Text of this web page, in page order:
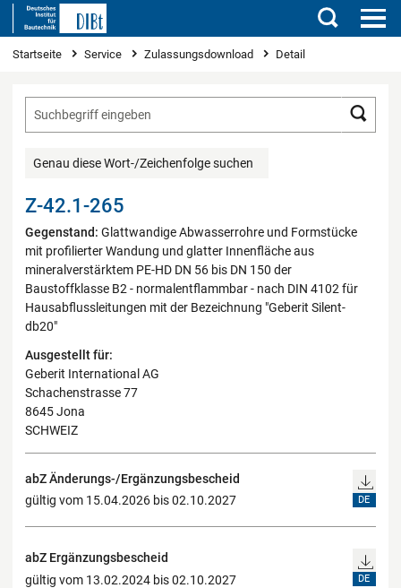
Suchen
Sie sind hier
Startseite Service Zulassungsdownload Detail
Genau diese Wort-/Zeichenfolge suchen
Z-42.1-265
Gegenstand: Glattwandige Abwasserrohre und Formstücke
mit profilierter Wandung und glatter Innenfläche aus
mineralverstärktem PE-HD DN 56 bis DN 150 der
Baustoffklasse B2 - normalentflammbar - nach DIN 4102 für
Hausabflussleitungen mit der Bezeichnung "Geberit Silent-
db20"
Ausgestellt für:
Geberit International AG
Schachenstrasse 77
8645 Jona
SCHWEIZ
abZ Änderungs-/Ergänzungsbescheid
gültig vom 15.04.2026 bis 02.10.2027
DE
abZ Ergänzungsbescheid
gültig vom 13.02.2024 bis 02.10.2027
DE